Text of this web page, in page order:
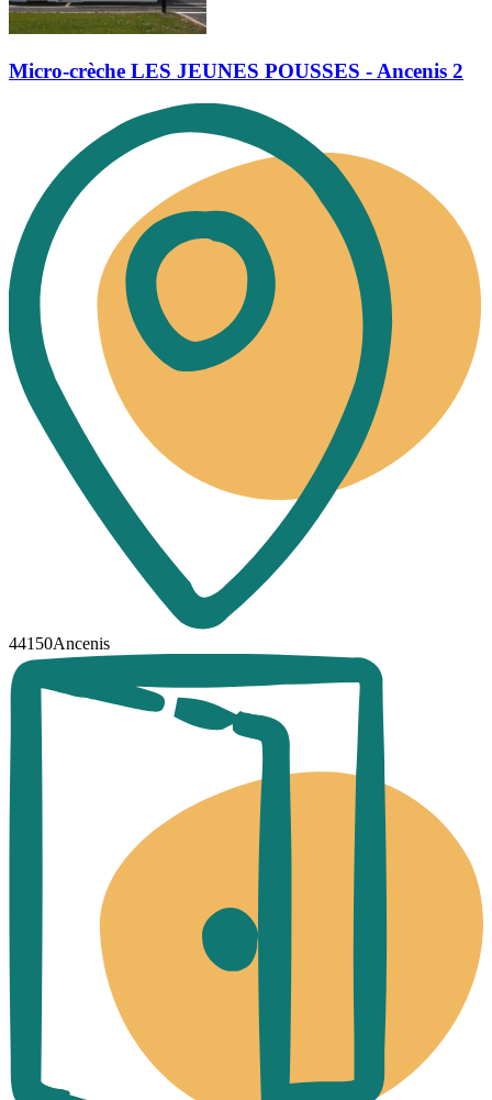
Micro-crèche LES JEUNES POUSSES - Ancenis 2
44150Ancenis